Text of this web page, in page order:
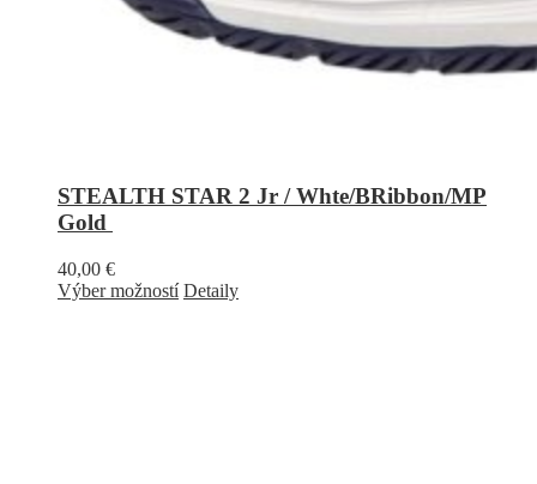
STEALTH STAR 2 Jr / Whte/BRibbon/MP
Gold
40,00 €
Výber možností Detaily